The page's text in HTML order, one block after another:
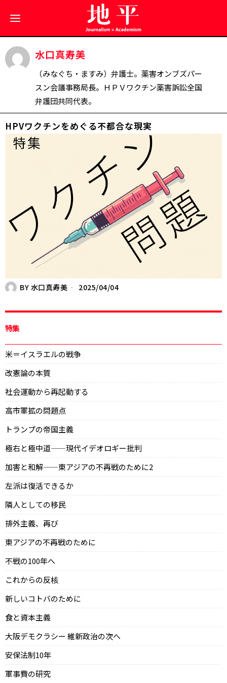
水口真寿美
（みなぐち・ますみ）弁護士。薬害オンブズパー
スン会議事務局長。ＨＰＶワクチン薬害訴訟全国
弁護団共同代表。
HPVワクチンをめぐる不都合な現実
BY 水口真寿美 2025/04/04
特集
米＝イスラエルの戦争
改憲論の本質
社会運動から再起動する
高市軍拡の問題点
トランプの帝国主義
極右と極中道——現代イデオロギー批判
加害と和解——東アジアの不再戦のために2
左派は復活できるか
隣人としての移民
排外主義、再び
東アジアの不再戦のために
不戦の100年へ
これからの反核
新しいコトバのために
食と資本主義
大阪デモクラシー 維新政治の次へ
安保法制10年
軍事費の研究